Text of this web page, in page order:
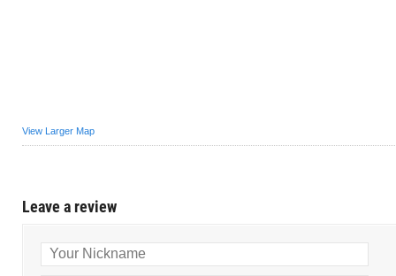
View Larger Map
Leave a review
Your Nickname